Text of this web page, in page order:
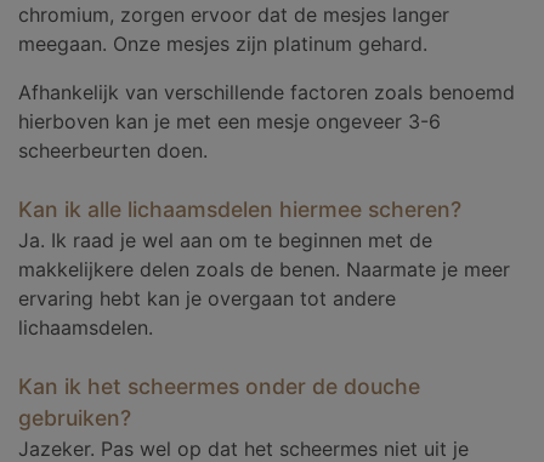
chromium, zorgen ervoor dat de mesjes langer
meegaan. Onze mesjes zijn platinum gehard.
Afhankelijk van verschillende factoren zoals benoemd
hierboven kan je met een mesje ongeveer 3-6
scheerbeurten doen.
Kan ik alle lichaamsdelen hiermee scheren?
Ja. Ik raad je wel aan om te beginnen met de
makkelijkere delen zoals de benen. Naarmate je meer
ervaring hebt kan je overgaan tot andere
lichaamsdelen.
Kan ik het scheermes onder de douche
gebruiken?
Jazeker. Pas wel op dat het scheermes niet uit je